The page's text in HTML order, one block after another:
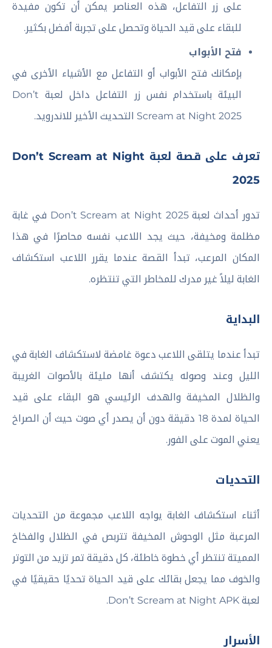
على زر التفاعل، هذه العناصر يمكن أن تكون مفيدة
للبقاء على قيد الحياة وتحصل على تجربة أفضل بكثير.
فتح الأبواب
بإمكانك فتح الأبواب أو التفاعل مع الأشياء الأخرى في
البيئة باستخدام نفس زر التفاعل داخل لعبة Don’t
Scream at Night 2025 التحديث الأخير للاندرويد.
تعرف على قصة لعبة Don’t Scream at Night
2025
تدور أحداث لعبة Don’t Scream at Night 2025 في غابة
مظلمة ومخيفة، حيث يجد اللاعب نفسه محاصرًا في هذا
المكان المرعب، تبدأ القصة عندما يقرر اللاعب استكشاف
الغابة ليلاً غير مدرك للمخاطر التي تنتظره.
البداية
تبدأ عندما يتلقى اللاعب دعوة غامضة لاستكشاف الغابة في
الليل وعند وصوله يكتشف أنها مليئة بالأصوات الغريبة
والظلال المخيفة والهدف الرئيسي هو البقاء على قيد
الحياة لمدة 18 دقيقة دون أن يصدر أي صوت حيث أن الصراخ
يعني الموت على الفور.
التحديات
أثناء استكشاف الغابة يواجه اللاعب مجموعة من التحديات
المرعبة مثل الوحوش المخيفة تتربص في الظلال والفخاخ
المميتة تنتظر أي خطوة خاطئة، كل دقيقة تمر تزيد من التوتر
والخوف مما يجعل بقائك على قيد الحياة تحديًا حقيقيًا في
لعبة Don’t Scream at Night APK.
الأسرار